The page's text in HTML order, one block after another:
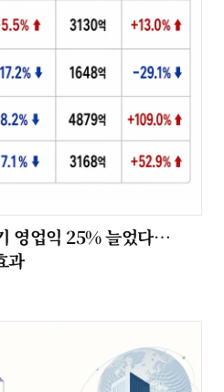
영업익 25% 늘었다…
과